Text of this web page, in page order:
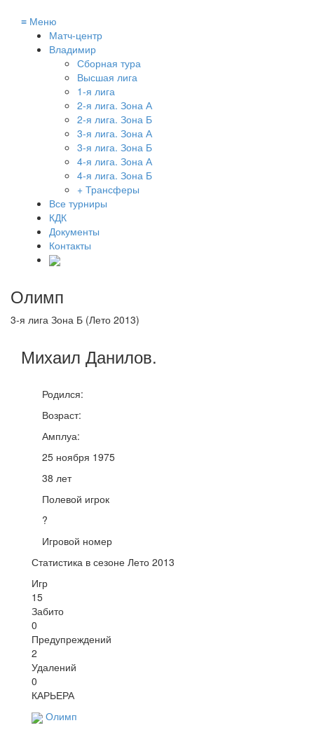
≡ Меню
Матч-центр
Владимир
Сборная тура
Высшая лига
1-я лига
2-я лига. Зона А
2-я лига. Зона Б
3-я лига. Зона А
3-я лига. Зона Б
4-я лига. Зона А
4-я лига. Зона Б
+ Трансферы
Все турниры
КДК
Документы
Контакты
Олимп
3-я лига Зона Б (Лето 2013)
Михаил Данилов.
Родился:
Возраст:
Амплуа:
25 ноября 1975
38 лет
Полевой игрок
?
Игровой номер
Статистика в сезоне Лето 2013
Игр
15
Забито
0
Предупреждений
2
Удалений
0
КАРЬЕРА
Олимп